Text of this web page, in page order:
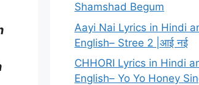
Shamshad Begum
Aayi Nai Lyrics in Hindi
English– Stree 2 |आई नई
CHHORI Lyrics in Hindi
English– Yo Yo Honey